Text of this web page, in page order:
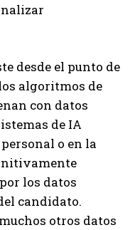
desde el punto de
algoritmos de
con datos
de IA
o en la
los datos
candidato.
otros datos